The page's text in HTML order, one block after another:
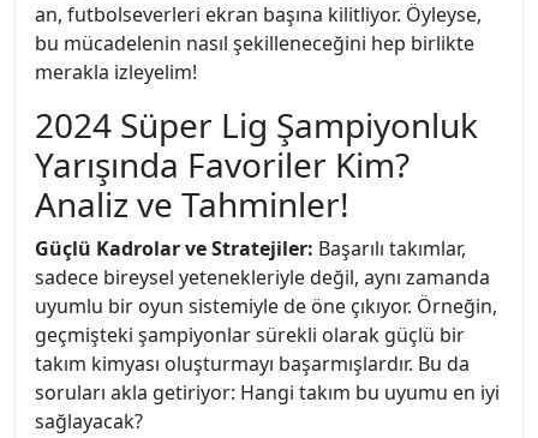
an, futbolseverleri ekran başına kilitliyor. Öyleyse,
bu mücadelenin nasıl şekilleneceğini hep birlikte
merakla izleyelim!
2024 Süper Lig Şampiyonluk
Yarışında Favoriler Kim?
Analiz ve Tahminler!
Güçlü Kadrolar ve Stratejiler: Başarılı takımlar,
sadece bireysel yetenekleriyle değil, aynı zamanda
uyumlu bir oyun sistemiyle de öne çıkıyor. Örneğin,
geçmişteki şampiyonlar sürekli olarak güçlü bir
takım kimyası oluşturmayı başarmışlardır. Bu da
soruları akla getiriyor: Hangi takım bu uyumu en iyi
sağlayacak?